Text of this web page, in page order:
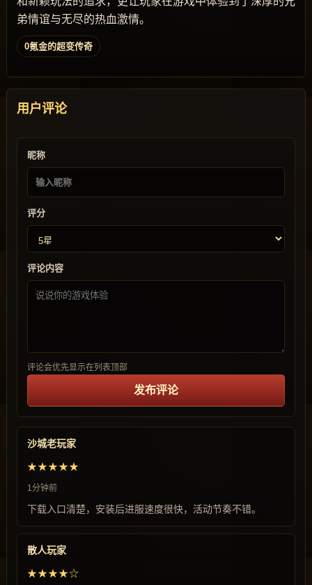
弟情谊与无尽的热血激情。
0氪金的超变传奇
用户评论
昵称
评分
评论内容
评论会优先显示在列表顶部
发布评论
沙城老玩家
★★★★★
1分钟前
下载入口清楚，安装后进服速度很快，活动节奏不错。
散人玩家
★★★★☆